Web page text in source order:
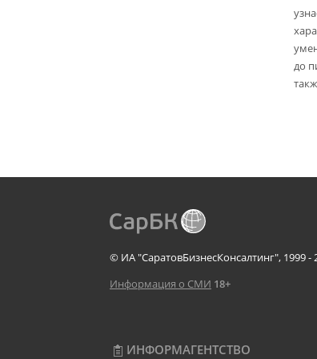
до
© ИА "СаратовБизнесКонсалтинг", 1999 -
Информация о СМИ 18+
ИНФОРМАГЕНТСТВО